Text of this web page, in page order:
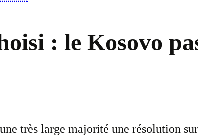
: le Kosovo
très large majorité une résolution